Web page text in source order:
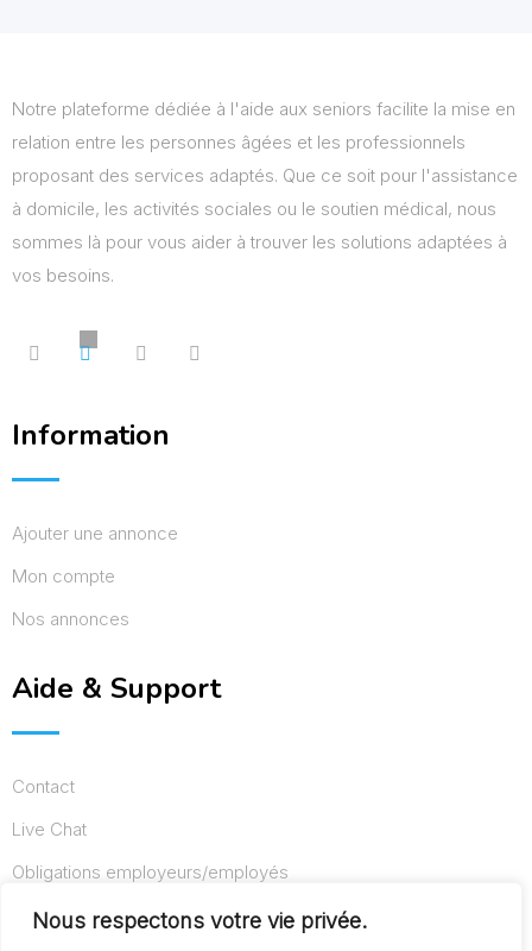
Nous respectons votre vie privée.
Notre plateforme dédiée à l'aide aux seniors facilite la mise en
relation entre les personnes âgées et les professionnels
proposant des services adaptés. Que ce soit pour l'assistance
à domicile, les activités sociales ou le soutien médical, nous
sommes là pour vous aider à trouver les solutions adaptées à
vos besoins.
Information
Ajouter une annonce
Mon compte
Nos annonces
Aide & Support
Contact
Live Chat
Obligations employeurs/employés
Conditions d’utilisation